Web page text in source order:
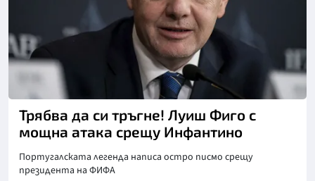
Снимка: Кийстоун
Трябва да си тръгне! Луиш Фиго с
мощна атака срещу Инфантино
Португалската легенда написа остро писмо срещу
президента на ФИФА